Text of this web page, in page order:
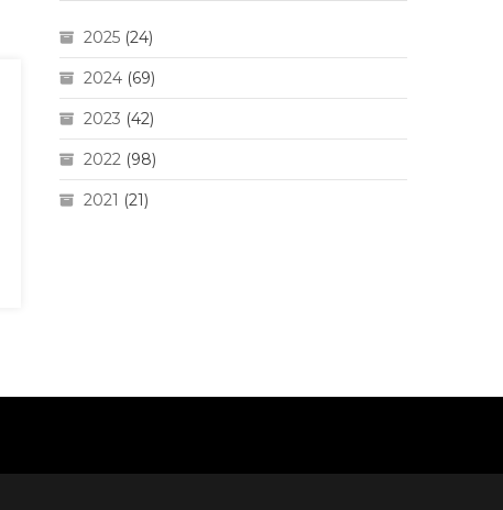
2025 (24)
2024 (69)
2023 (42)
2022 (98)
2021 (21)